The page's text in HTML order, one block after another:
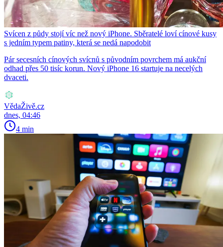
Svícen z půdy stojí víc než nový iPhone. Sběratelé loví cínové kusy
s jedním typem patiny, která se nedá napodobit
Pár secesních cínových svícnů s původním povrchem má aukční
odhad přes 50 tisíc korun. Nový iPhone 16 startuje na necelých
dvaceti.
VědaŽivě.cz
dnes, 04:46
4 min